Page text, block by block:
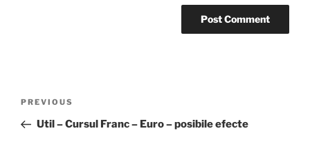
Previous
Post
PREVIOUS
Util – Cursul Franc – Euro – posibile efecte